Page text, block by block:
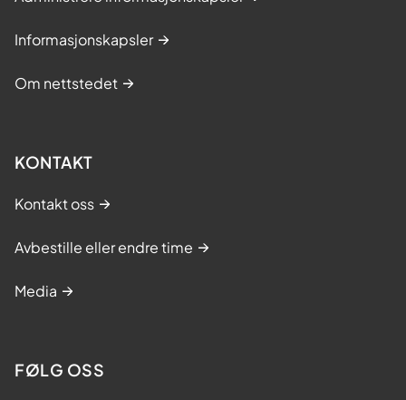
Informasjonskapsler
Om nettstedet
KONTAKT
Kontakt oss
Avbestille eller endre time
Media
FØLG OSS